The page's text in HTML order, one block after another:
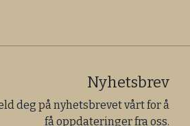
Nyhetsbrev
deg på nyhetsbrevet vårt for å
få oppdateringer fra oss.